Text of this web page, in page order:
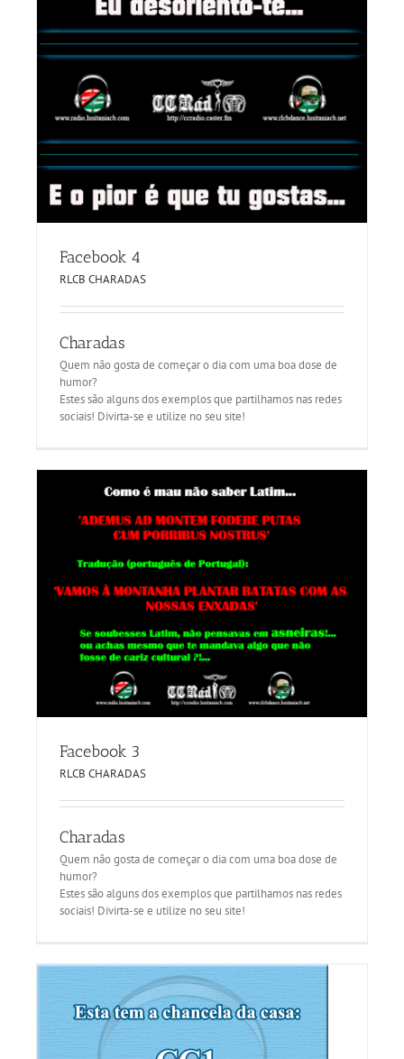
Facebook 4
RLCB CHARADAS
Charadas
Quem não gosta de começar o dia com uma boa dose de
humor?
Estes são alguns dos exemplos que partilhamos nas redes
sociais! Divirta-se e utilize no seu site!
Facebook 3
RLCB CHARADAS
Charadas
Quem não gosta de começar o dia com uma boa dose de
humor?
Estes são alguns dos exemplos que partilhamos nas redes
sociais! Divirta-se e utilize no seu site!